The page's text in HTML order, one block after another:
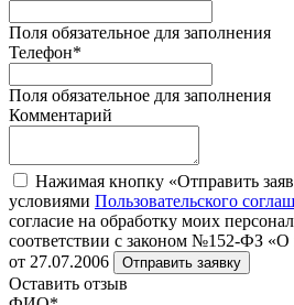
Поля обязательное для заполнения
Телефон*
Поля обязательное для заполнения
Комментарий
Нажимая кнопку «Отправить
условиями Пользовательского
согласие на обработку моих
соответствии с законом №152-ФЗ
от 27.07.2006
Отправить заявку
Оставить отзыв